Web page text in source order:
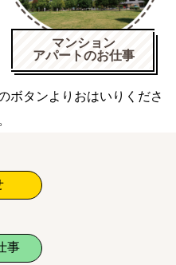
マンション
アパートのお仕事
ボタンよりおはいりくださ
事